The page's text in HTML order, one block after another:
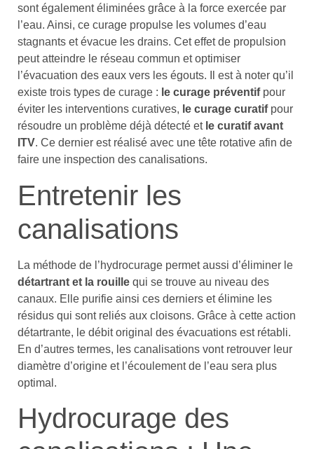
sont également éliminées grâce à la force exercée par
l’eau. Ainsi, ce curage propulse les volumes d’eau
stagnants et évacue les drains. Cet effet de propulsion
peut atteindre le réseau commun et optimiser
l’évacuation des eaux vers les égouts. Il est à noter qu’il
existe trois types de curage : le curage préventifpour
éviter les interventions curatives, le curage curatifpour
résoudre un problème déjà détecté etle curatif avant
ITV. Ce dernier est réalisé avec une tête rotative afin de
faire une inspection des canalisations.
Entretenir les
canalisations
La méthode de l’hydrocurage permet aussi d’éliminer le
détartrant et la rouille qui se trouve au niveau des
canaux. Elle purifie ainsi ces derniers et élimine les
résidus qui sont reliés aux cloisons. Grâce à cette action
détartrante, le débit original des évacuations est rétabli.
En d’autres termes, les canalisations vont retrouver leur
diamètre d’origine et l’écoulement de l’eau sera plus
optimal.
Hydrocurage des